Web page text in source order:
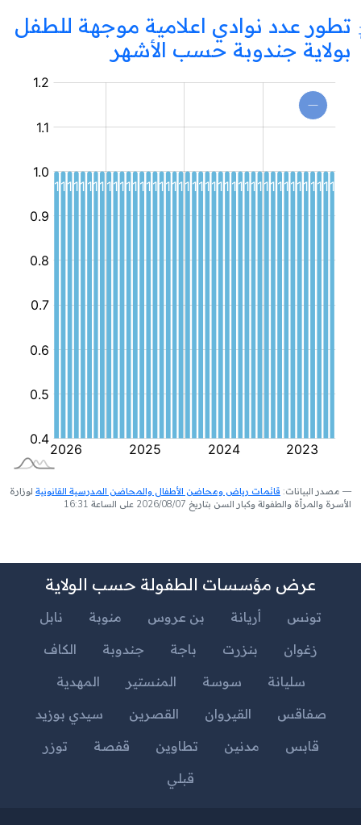
تطور عدد نوادي اعلامية موجهة للطفل
بولاية جندوبة حسب الأشهر
نادي
للطفل
مصدر البيانات: قائمات رياض ومحاضن الأطفال والمحاضن المدرسية القانونية لوزارة
الأسرة والمرأة والطفولة وكبار السن بتاريخ 2026/08/07 على الساعة 16:31
عرض مؤسسات الطفولة حسب الولاية
تونس أريانة بن عروس منوبة
نابل
زغوان
بنزرت باجة جندوبة
الكاف
سليانة
سوسة المنستير
المهدية
صفاقس
القيروان القصرين
سيدي بوزيد
قابس
مدنين تطاوين قفصة
توزر
قبلي